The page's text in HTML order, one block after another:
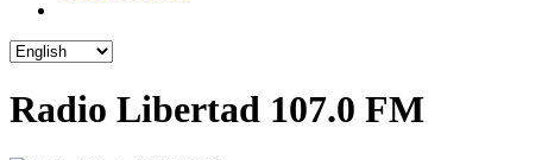
Radio Libertad 107.0 FM